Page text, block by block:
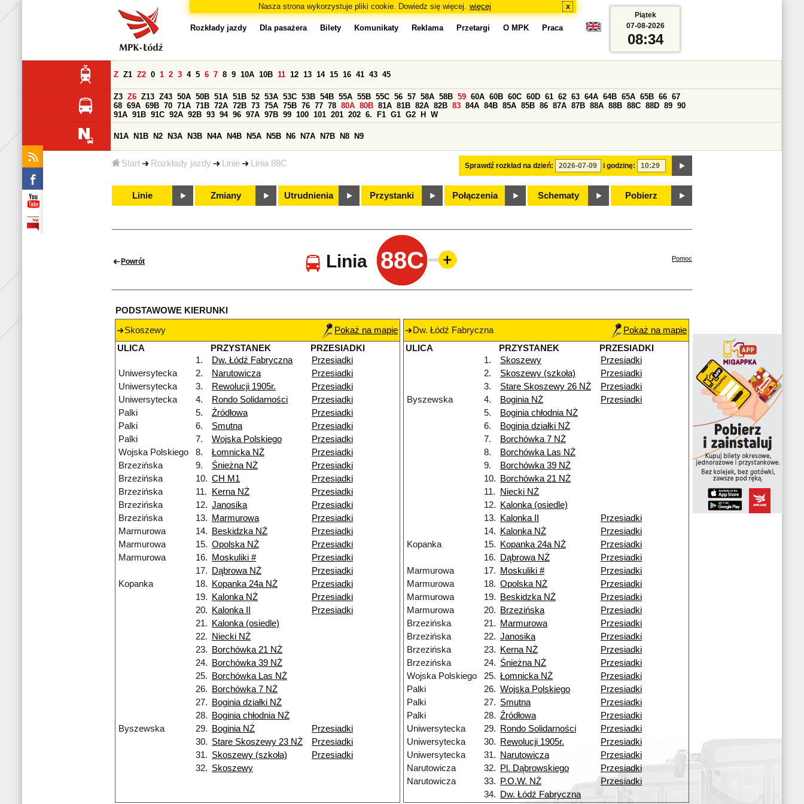
Nasza strona wykorzystuje pliki cookie. Dowiedz się więcej. więcej x
Start Rozkłady jazdy Linie Linia 88C
Rozkłady jazdy Dla pasażera Bilety Komunikaty Reklama Przetargi O MPK Praca
Sprawdź rozkład na dzień: i godzinę:
Z Z1 Z2 0 1 2 3 4 5 6 7 8 9 10A 10B 11 12 13 14 15 16 41 43 45
Z3 Z6 Z13 Z43 50A 50B 51A 51B 52 53A 53C 53B 54B 55A 55B 55C 56 57 58A 58B 59 60A 60B 60C 60D 61 62 63 64A 64B 65A 65B 66 67
68 69A 69B 70 71A 71B 72A 72B 73 75A 75B 76 77 78 80A 80B 81A 81B 82A 82B 83 84A 84B 85A 85B 86 87A 87B 88A 88B 88C 88D 89 90
91A 91B 91C 92A 92B 93 94 96 97A 97B 99 100 101 201 202 6. F1 G1 G2 H W
N1A N1B N2 N3A N3B N4A N4B N5A N5B N6 N7A N7B N8 N9
Linie Zmiany Utrudnienia Przystanki Połączenia Schematy Pobierz
Piątek
07-08-2026
08:34
Powrót Linia 88C Pomoc
PODSTAWOWE KIERUNKI
Skoszewy
Pokaż na mapie
ULICA
PRZYSTANEK
PRZESIADKI
1.
Dw. Łódź Fabryczna
Przesiadki
Uniwersytecka
2. Narutowicza
Przesiadki
Uniwersytecka
3. Rewolucji 1905r.
Przesiadki
Uniwersytecka
4. Rondo Solidarności
Przesiadki
Palki
5. Źródłowa
Przesiadki
Palki
6. Smutna
Przesiadki
Palki
7. Wojska Polskiego
Przesiadki
Wojska Polskiego
8. Łomnicka NŻ
Przesiadki
Brzezińska
9. Śnieżna NŻ
Przesiadki
Brzezińska
10. CH M1
Przesiadki
Brzezińska
11. Kerna NŻ
Przesiadki
Brzezińska
12. Janosika
Przesiadki
Brzezińska
13. Marmurowa
Przesiadki
Marmurowa
14. Beskidzka NŻ
Przesiadki
Marmurowa
15. Opolska NŻ
Przesiadki
Marmurowa
16. Moskuliki #
Przesiadki
17.
Dąbrowa NŻ
Przesiadki
Kopanka
18. Kopanka 24a NŻ
Przesiadki
19.
Kalonka NŻ
Przesiadki
20.
Kalonka II
Przesiadki
21.
Kalonka (osiedle)
22.
Niecki NŻ
23.
Borchówka 21 NŻ
24.
Borchówka 39 NŻ
25.
Borchówka Las NŻ
26.
Borchówka 7 NŻ
27.
Boginia działki NŻ
28.
Boginia chłodnia NŻ
Byszewska
29. Boginia NŻ
Przesiadki
30. Stare Skoszewy 23 NŻ
Przesiadki
31. Skoszewy (szkoła)
Przesiadki
32. Skoszewy
Dw. Łódź Fabryczna
Pokaż na mapie
ULICA
PRZYSTANEK
PRZESIADKI
1.
Skoszewy
Przesiadki
2.
Skoszewy (szkoła)
Przesiadki
3.
Stare Skoszewy 26 NŻ
Przesiadki
Byszewska
4. Boginia NŻ
Przesiadki
5.
Boginia chłodnia NŻ
6.
Boginia działki NŻ
7.
Borchówka 7 NŻ
8.
Borchówka Las NŻ
9.
Borchówka 39 NŻ
10.
Borchówka 21 NŻ
11.
Niecki NŻ
12.
Kalonka (osiedle)
13.
Kalonka II
Przesiadki
14.
Kalonka NŻ
Przesiadki
Kopanka
15. Kopanka 24a NŻ
Przesiadki
16.
Dąbrowa NŻ
Przesiadki
Marmurowa
17. Moskuliki #
Przesiadki
Marmurowa
18. Opolska NŻ
Przesiadki
Marmurowa
19. Beskidzka NŻ
Przesiadki
Marmurowa
20. Brzezińska
Przesiadki
Brzezińska
21. Marmurowa
Przesiadki
Brzezińska
22. Janosika
Przesiadki
Brzezińska
23. Kerna NŻ
Przesiadki
Brzezińska
24. Śnieżna NŻ
Przesiadki
Wojska Polskiego
25. Łomnicka NŻ
Przesiadki
Palki
26. Wojska Polskiego
Przesiadki
Palki
27. Smutna
Przesiadki
Palki
28. Źródłowa
Przesiadki
Uniwersytecka
29. Rondo Solidarności
Przesiadki
Uniwersytecka
30. Rewolucji 1905r.
Przesiadki
Uniwersytecka
31. Narutowicza
Przesiadki
Narutowicza
32. Pl. Dąbrowskiego
Przesiadki
Narutowicza
33. P.O.W. NŻ
Przesiadki
34.
Dw. Łódź Fabryczna